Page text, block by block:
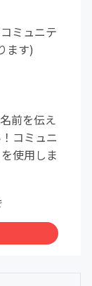
ミュニテ
ます)
前を伝え
コミュニ
使用しま